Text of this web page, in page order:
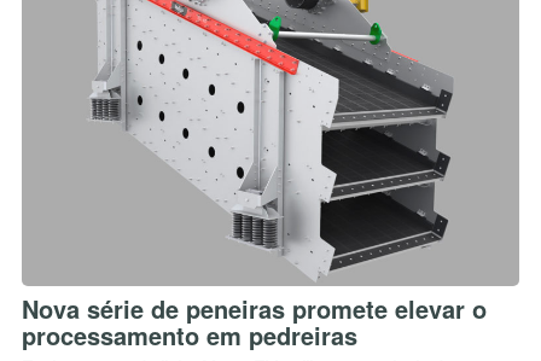
Nova série de peneiras promete elevar o
processamento em pedreiras